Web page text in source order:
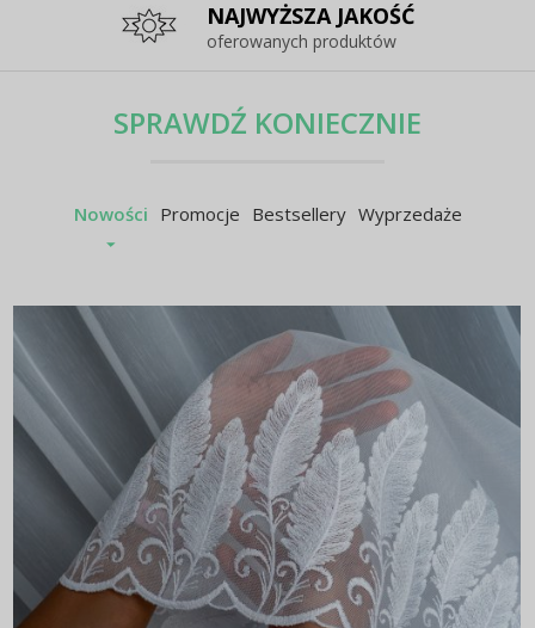
NAJWYŻSZA JAKOŚĆ
oferowanych produktów
SPRAWDŹ KONIECZNIE
Nowości Promocje Bestsellery Wyprzedaże